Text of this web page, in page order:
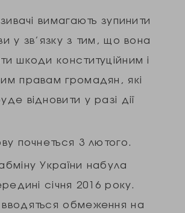
вимагають зупинити
у зв’язку з тим, що вона
шкоди конституційним і
правам громадян, які
відновити у разі дії
почнеться 3 лютого.
України набула
січня 2016 року.
обмеження на